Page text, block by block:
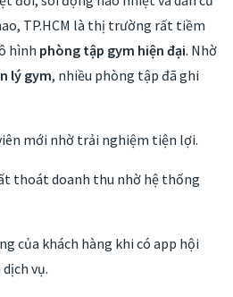
TP.HCM là thị trường rất tiềm
hình phòng tập gym hiện đại. Nhờ
lý gym, nhiều phòng tập đã ghi
mới nhờ trải nghiệm tiện lợi.
thoát doanh thu nhờ hệ thống
của khách hàng khi có app hội
vụ.